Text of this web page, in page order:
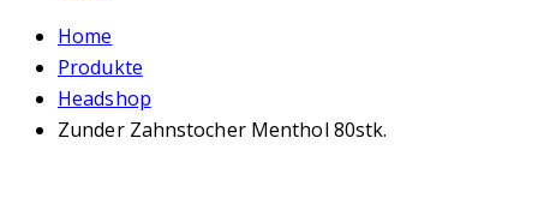
Home
Produkte
Headshop
Zunder Zahnstocher Menthol 80stk.